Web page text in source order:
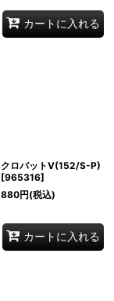
カートに入れる
クロバットV(152/S-P)
[965316]
880円(税込)
カートに入れる